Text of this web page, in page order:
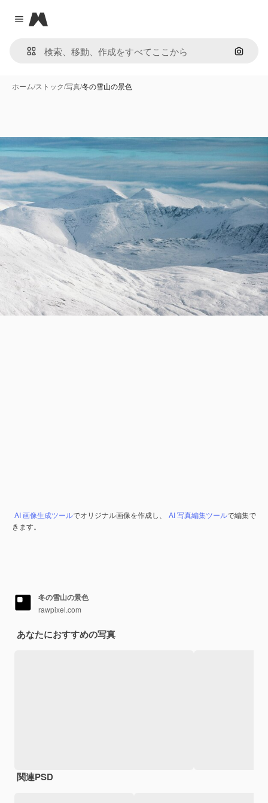
Close menu
Magnific
画像で
ホーム/ストック/写真/冬の雪山の景色
AI 画像生成ツールでオリジナル画像を作成し、 AI 写真編集ツールで編集で
きます。
冬の雪山の景色
rawpixel.com
あなたにおすすめの写真
関連PSD